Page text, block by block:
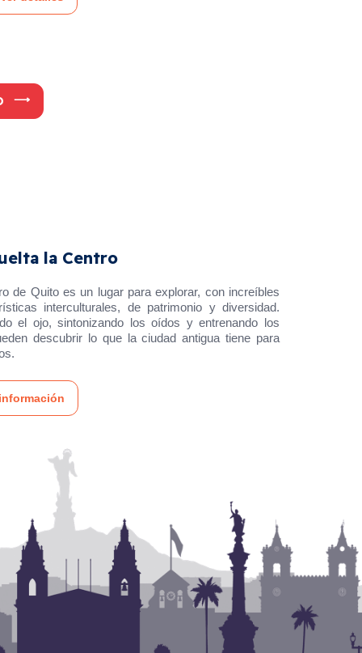
la Centro
de Quito es un lugar para explorar, con increíbles
interculturales, de patrimonio y diversidad.
el ojo, sintonizando los oídos y entrenando los
descubrir lo que la ciudad antigua tiene para